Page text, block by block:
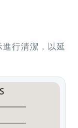
行清潔，以延